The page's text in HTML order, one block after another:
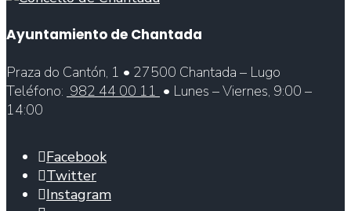
Ayuntamiento de Chantada
Praza do Cantón, 1 • 27500 Chantada – Lugo
Teléfono: 982 44 00 11 • Lunes – Viernes, 9:00 –
14:00
Facebook
Twitter
Instagram